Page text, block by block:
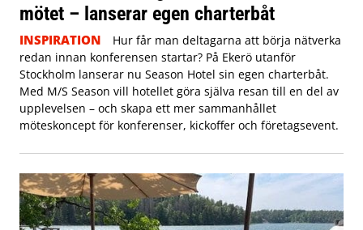
mötet – lanserar egen charterbåt
INSPIRATION
Hur får man deltagarna att börja nätverka
redan innan konferensen startar? På Ekerö utanför
Stockholm lanserar nu Season Hotel sin egen charterbåt.
Med M/S Season vill hotellet göra själva resan till en del av
upplevelsen – och skapa ett mer sammanhållet
möteskoncept för konferenser, kickoffer och företagsevent.